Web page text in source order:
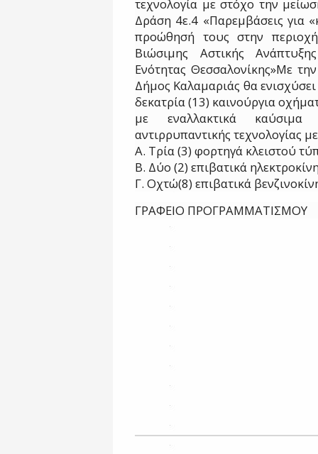
τεχνολογία με στόχο την
Δράση 4ε.4 «Παρεμβάσεις για
προώθησή τους στην
Βιώσιμης Αστικής
Ενότητας Θεσσαλονίκης»Με
Δήμος Καλαμαριάς θα
δεκατρία (13) καινούργια
με εναλλακτικά
αντιρρυπαντικής τεχνολογίας
Α. Τρία (3) φορτηγά κλειστού
Β. Δύο (2) επιβατικά
Γ. Οχτώ(8) επιβατικά
ΓΡΑΦΕΙΟ ΠΡΟΓΡΑΜΜΑΤΙΣΜΟΥ